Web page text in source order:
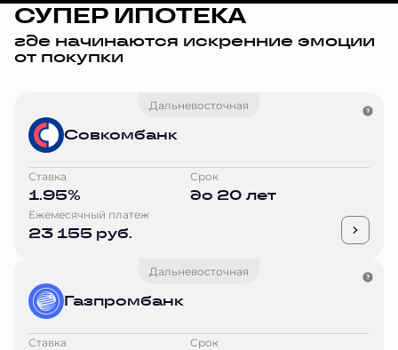
СУПЕР ИПОТЕКА
где начинаются искренние эмоции
от покупки
Дальневосточная
Совкомбанк
Ставка
1.95%
Срок
до 20 лет
Ежемесячный платеж
23 155 руб.
Дальневосточная
Газпромбанк
Ставка Срок